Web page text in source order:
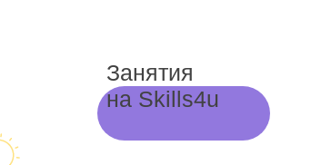
Занятия
на Skills4u